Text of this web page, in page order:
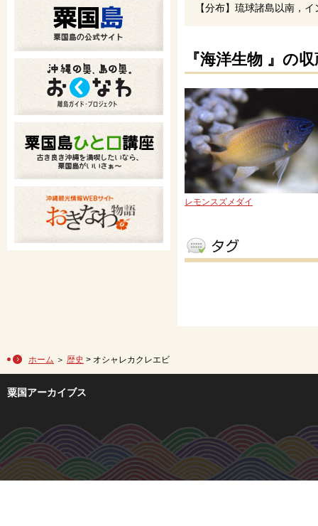
【分布】琉球諸島以南，
『海洋生物 』の
レモンスズメダイ
ホーム ＞ 歴史 > オシャレカクレエビ
粟国アーカイブス